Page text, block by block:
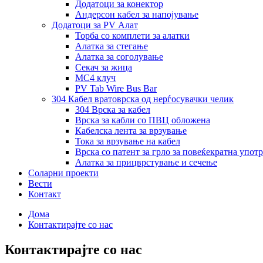
Додатоци за конектор
Андерсон кабел за напојување
Додатоци за PV Алат
Торба со комплети за алатки
Алатка за стегање
Алатка за соголување
Секач за жица
MC4 клуч
PV Tab Wire Bus Bar
304 Кабел вратоврска од нерѓосувачки челик
304 Врска за кабел
Врска за кабли со ПВЦ обложена
Кабелска лента за врзување
Тока за врзување на кабел
Врска со патент за грло за повеќекратна
Алатка за прицврстување и сечење
Соларни проекти
Вести
Контакт
Дома
Контактирајте со нас
Контактирајте со нас